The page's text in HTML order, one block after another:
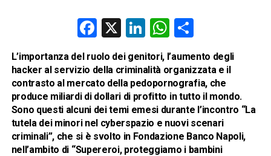
Facebook
X LinkedIn
WhatsApp
Condividi
L’importanza del ruolo dei genitori, l’aumento degli
hacker al servizio della criminalità organizzata e il
contrasto al mercato della pedopornografia, che
produce miliardi di dollari di profitto in tutto il mondo.
Sono questi alcuni dei temi emesi durante l’incontro “La
tutela dei minori nel cyberspazio e nuovi scenari
criminali”, che si è svolto in Fondazione Banco Napoli,
nell’ambito di “Supereroi, proteggiamo i bambini